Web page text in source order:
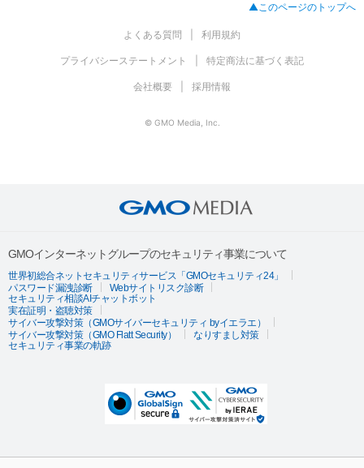
▲このページのトップへ
よくある質問 利用規約
プライバシーステートメント 特定商法に基づく表記
会社概要 採用情報
© GMO Media, Inc.
GMOインターネットグループのセキュリティ事業について
世界初総合ネットセキュリティサービス「GMOセキュリティ24」
パスワード漏洩診断
Webサイトリスク診断
セキュリティ相談AIチャットボット
実在証明・盗聴対策
サイバー攻撃対策（GMOサイバーセキュリティ byイエラエ）
サイバー攻撃対策（GMO Flatt Security）
なりすまし対策
セキュリティ事業の軌跡